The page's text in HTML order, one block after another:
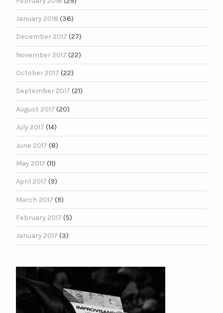
January 2018 (36)
December 2017 (27)
November 2017 (22)
October 2017 (22)
September 2017 (21)
August 2017 (20)
July 2017 (14)
June 2017 (8)
May 2017 (11)
April 2017 (9)
March 2017 (9)
February 2017 (5)
January 2017 (3)